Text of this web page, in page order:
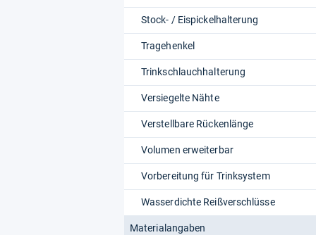
Stock- / Eispickelhalterung
Tragehenkel
Trinkschlauchhalterung
Versiegelte Nähte
Verstellbare Rückenlänge
Volumen erweiterbar
Vorbereitung für Trinksystem
Wasserdichte Reißverschlüsse
Materialangaben